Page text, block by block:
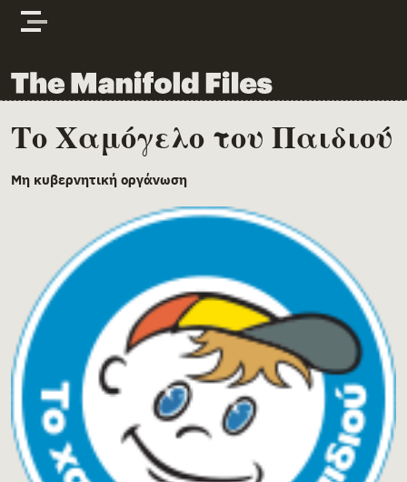
Skip to content
The Manifold Files
Main Page Content
Το Χαμόγελο του Παιδιού
Μη κυβερνητική οργάνωση